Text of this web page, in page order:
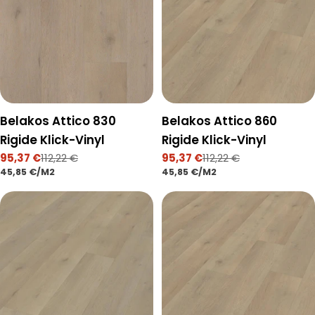
Belakos Attico 830
Rigide Klick-Vinyl
Verkaufspreis
95,37 €
Regulärer
Preis
112,22 €
STÜCKPREIS
45,85 €/PRO
M2
Belakos Attico 860
Rigide Klick-Vinyl
Verkaufspreis
95,37 €
Regulärer
Preis
112,22 €
STÜCKPREIS
45,85 €/PRO
M2